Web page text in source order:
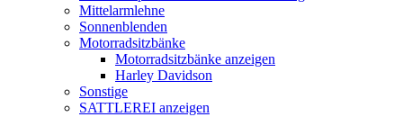
Mittelarmlehne
Sonnenblenden
Motorradsitzbänke
Motorradsitzbänke anzeigen
Harley Davidson
Sonstige
SATTLEREI anzeigen